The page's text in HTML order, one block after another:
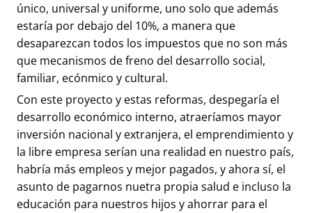
único, universal y uniforme, uno solo que además
estaría por debajo del 10%, a manera que
desaparezcan todos los impuestos que no son más
que mecanismos de freno del desarrollo social,
familiar, ecónmico y cultural.
Con este proyecto y estas reformas, despegaría el
desarrollo económico interno, atraeríamos mayor
inversión nacional y extranjera, el emprendimiento y
la libre empresa serían una realidad en nuestro país,
habría más empleos y mejor pagados, y ahora sí, el
asunto de pagarnos nuetra propia salud e incluso la
educación para nuestros hijos y ahorrar para el